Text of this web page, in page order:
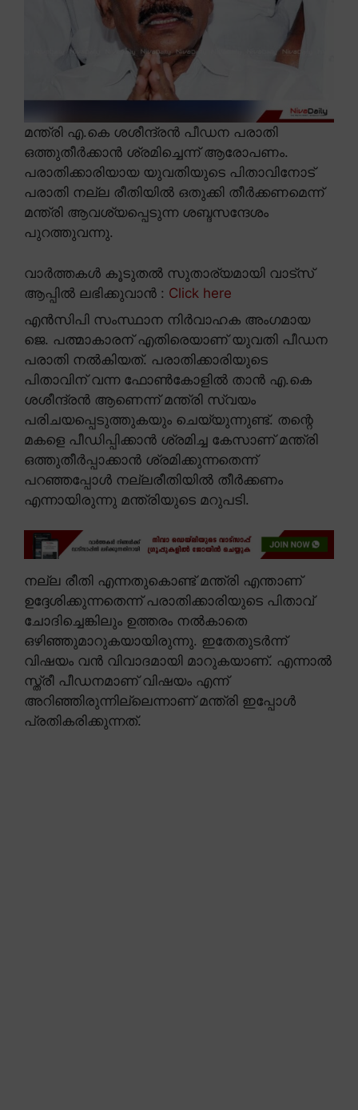
മന്ത്രി എ.കെ ശശീന്ദ്രൻ പീഡന പരാതി
ഒത്തുതീർക്കാൻ ശ്രമിച്ചെന്ന് ആരോപണം.
പരാതിക്കാരിയായ യുവതിയുടെ പിതാവിനോട്
പരാതി നല്ല രീതിയിൽ ഒതുക്കി തീർക്കണമെന്ന്
മന്ത്രി ആവശ്യപ്പെടുന്ന ശബ്ദസന്ദേശം
പുറത്തുവന്നു.
വാർത്തകൾ കൂടുതൽ സുതാര്യമായി വാട്സ്
ആപ്പിൽ ലഭിക്കുവാൻ : Click here
എൻസിപി സംസ്ഥാന നിർവാഹക അംഗമായ
ജെ. പത്മാകാരന് എതിരെയാണ് യുവതി പീഡന
പരാതി നൽകിയത്. പരാതിക്കാരിയുടെ
പിതാവിന് വന്ന ഫോൺകോളിൽ താൻ എ.കെ
ശശീന്ദ്രൻ ആണെന്ന് മന്ത്രി സ്വയം
പരിചയപ്പെടുത്തുകയും ചെയ്യുന്നുണ്ട്. തന്റെ
മകളെ പീഡിപ്പിക്കാൻ ശ്രമിച്ച കേസാണ് മന്ത്രി
ഒത്തുതീർപ്പാക്കാൻ ശ്രമിക്കുന്നതെന്ന്
പറഞ്ഞപ്പോൾ നല്ലരീതിയിൽ തീർക്കണം
എന്നായിരുന്നു മന്ത്രിയുടെ മറുപടി.
നല്ല രീതി എന്നതുകൊണ്ട് മന്ത്രി എന്താണ്
ഉദ്ദേശിക്കുന്നതെന്ന് പരാതിക്കാരിയുടെ പിതാവ്
ചോദിച്ചെങ്കിലും ഉത്തരം നൽകാതെ
ഒഴിഞ്ഞുമാറുകയായിരുന്നു. ഇതേതുടർന്ന്
വിഷയം വൻ വിവാദമായി മാറുകയാണ്. എന്നാൽ
സ്ത്രീ പീഡനമാണ് വിഷയം എന്ന്
അറിഞ്ഞിരുന്നില്ലെന്നാണ് മന്ത്രി ഇപ്പോൾ
പ്രതികരിക്കുന്നത്.